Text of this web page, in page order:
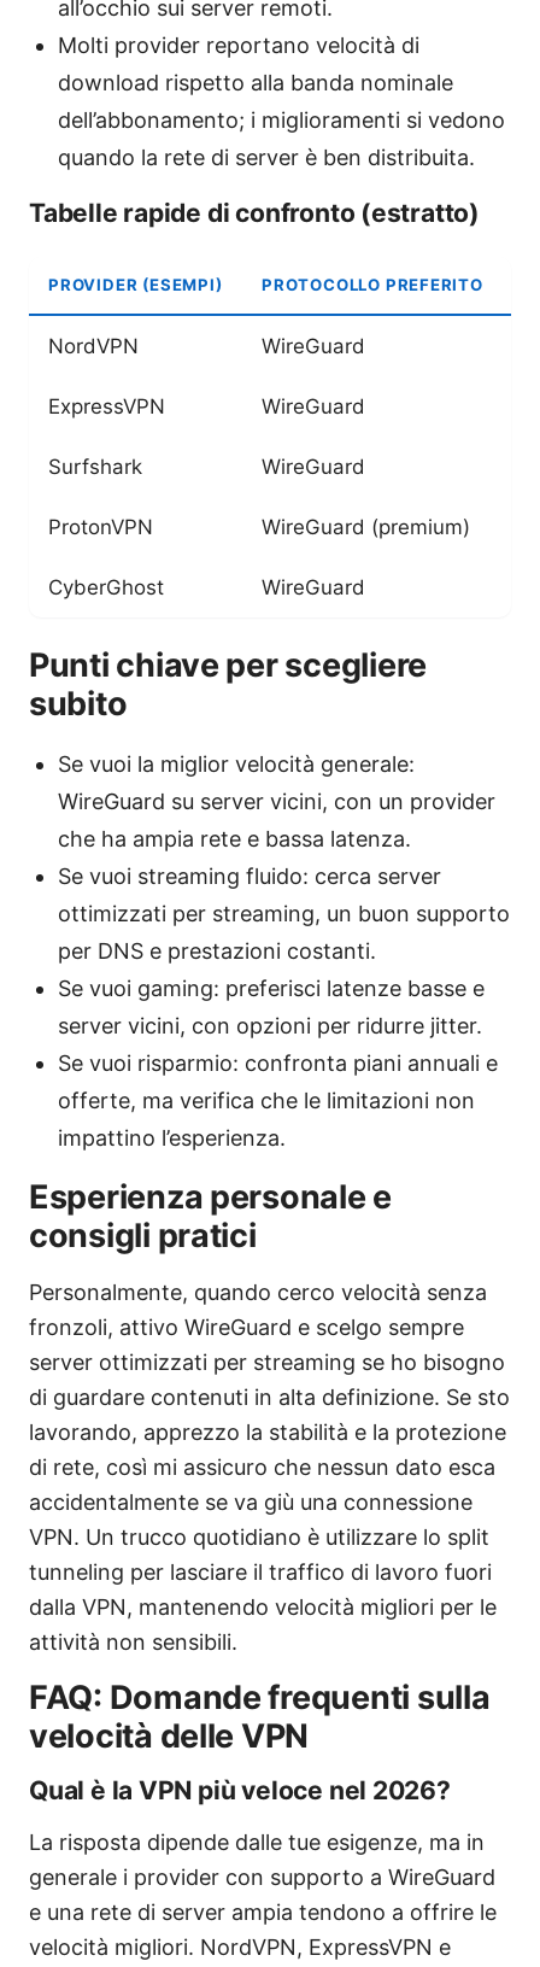
all’occhio sui server remoti.
Molti provider reportano velocità di
download rispetto alla banda nominale
dell’abbonamento; i miglioramenti si vedono
quando la rete di server è ben distribuita.
Tabelle rapide di confronto (estratto)
PROVIDER (ESEMPI) PROTOCOLLO PREFERITO
NordVPN WireGuard
ExpressVPN WireGuard
Surfshark WireGuard
ProtonVPN WireGuard (premium)
CyberGhost WireGuard
Punti chiave per scegliere
subito
Se vuoi la miglior velocità generale:
WireGuard su server vicini, con un provider
che ha ampia rete e bassa latenza.
Se vuoi streaming fluido: cerca server
ottimizzati per streaming, un buon supporto
per DNS e prestazioni costanti.
Se vuoi gaming: preferisci latenze basse e
server vicini, con opzioni per ridurre jitter.
Se vuoi risparmio: confronta piani annuali e
offerte, ma verifica che le limitazioni non
impattino l’esperienza.
Esperienza personale e
consigli pratici
Personalmente, quando cerco velocità senza
fronzoli, attivo WireGuard e scelgo sempre
server ottimizzati per streaming se ho bisogno
di guardare contenuti in alta definizione. Se sto
lavorando, apprezzo la stabilità e la protezione
di rete, così mi assicuro che nessun dato esca
accidentalmente se va giù una connessione
VPN. Un trucco quotidiano è utilizzare lo split
tunneling per lasciare il traffico di lavoro fuori
dalla VPN, mantenendo velocità migliori per le
attività non sensibili.
FAQ: Domande frequenti sulla
velocità delle VPN
Qual è la VPN più veloce nel 2026?
La risposta dipende dalle tue esigenze, ma in
generale i provider con supporto a WireGuard
e una rete di server ampia tendono a offrire le
velocità migliori. NordVPN, ExpressVPN e